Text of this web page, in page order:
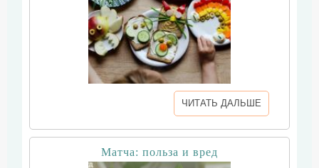
ЧИТАТЬ ДАЛЬШЕ
Матча: польза и вред